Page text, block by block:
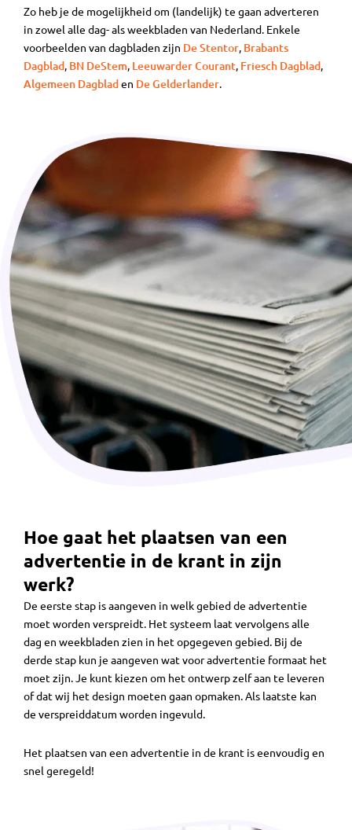
Zo heb je de mogelijkheid om (landelijk) te gaan adverteren
in zowel alle dag- als weekbladen van Nederland. Enkele
voorbeelden van dagbladen zijn De Stentor, Brabants
Dagblad, BN DeStem, Leeuwarder Courant, Friesch Dagblad,
Algemeen Dagbladen De Gelderlander.
Hoe gaat het plaatsen van een
advertentie in de krant in zijn
werk?
De eerste stap is aangeven in welk gebied de advertentie
moet worden verspreidt. Het systeem laat vervolgens alle
dag en weekbladen zien in het opgegeven gebied. Bij de
derde stap kun je aangeven wat voor advertentie formaat het
moet zijn. Je kunt kiezen om het ontwerp zelf aan te leveren
of dat wij het design moeten gaan opmaken. Als laatste kan
de verspreiddatum worden ingevuld.
Het plaatsen van een advertentie in de krant is eenvoudig en
snel geregeld!